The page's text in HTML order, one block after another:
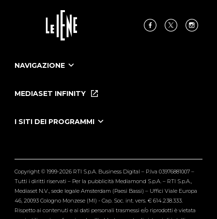
NAVIGAZIONE
Le Iene Presentano Inside
Tutti i servizi
MEDIASET INFINITY
I SITI DEI PROGRAMMI
Verissimo
Copyright © 1999-2026 RTI S.p.A. Business Digital – P.Iva 03976881007 –
Tutti i diritti riservati – Per la pubblicità Mediamond S.p.A. – RTI S.p.A.,
Mediaset N.V., sede legale Amsterdam (Paesi Bassi) – Uffici Viale Europa
46, 20093 Cologno Monzese (MI) - Cap. Soc. int. vers. € 614.238.333.
Rispetto ai contenuti e ai dati personali trasmessi e/o riprodotti è vietata